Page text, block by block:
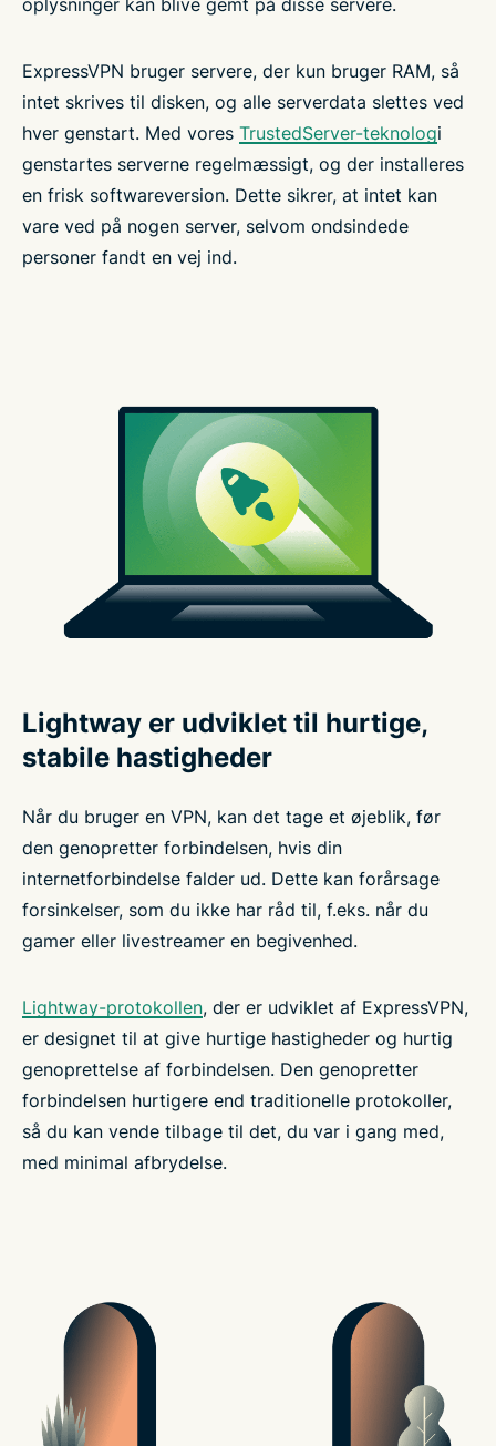
oplysninger kan blive gemt på disse servere.
ExpressVPN bruger servere, der kun bruger RAM, så
intet skrives til disken, og alle serverdata slettes ved
hver genstart. Med vores TrustedServer-teknologi
genstartes serverne regelmæssigt, og der installeres
en frisk softwareversion. Dette sikrer, at intet kan
vare ved på nogen server, selvom ondsindede
personer fandt en vej ind.
Lightway er udviklet til hurtige,
stabile hastigheder
Når du bruger en VPN, kan det tage et øjeblik, før
den genopretter forbindelsen, hvis din
internetforbindelse falder ud. Dette kan forårsage
forsinkelser, som du ikke har råd til, f.eks. når du
gamer eller livestreamer en begivenhed.
Lightway-protokollen, der er udviklet af ExpressVPN,
er designet til at give hurtige hastigheder og hurtig
genoprettelse af forbindelsen. Den genopretter
forbindelsen hurtigere end traditionelle protokoller,
så du kan vende tilbage til det, du var i gang med,
med minimal afbrydelse.